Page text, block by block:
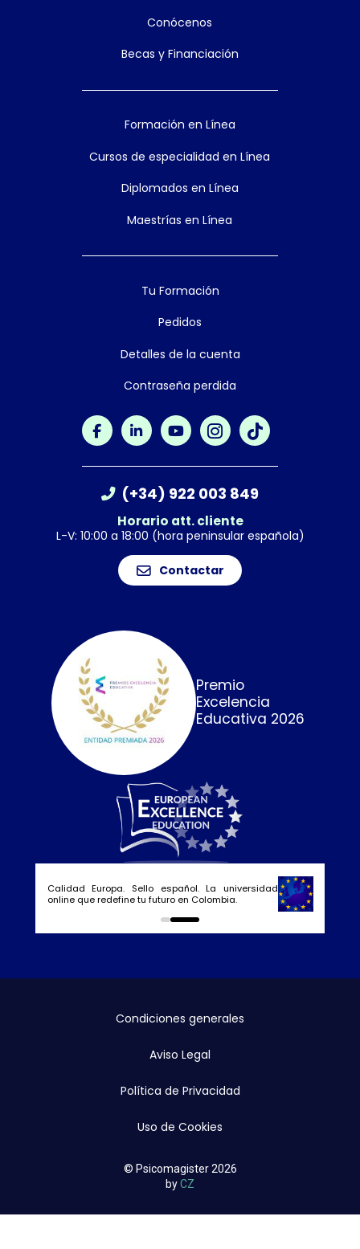
Conócenos
Becas y Financiación
Formación en Línea
Cursos de especialidad en Línea
Diplomados en Línea
Maestrías en Línea
Tu Formación
Pedidos
Detalles de la cuenta
Contraseña perdida
(+34) 922 003 849
Horario att. cliente
L-V: 10:00 a 18:00 (hora peninsular española)
Contactar
Premio
Excelencia
Educativa 2026
Calidad Europa. Sello español. La universidad
online que redefine tu futuro en Colombia.
0 1
Condiciones generales
Aviso Legal
Política de Privacidad
Uso de Cookies
© Psicomagister 2026
byCZ